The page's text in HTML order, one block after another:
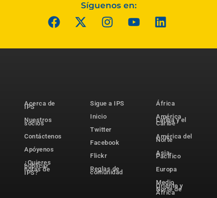
Síguenos en:
Acerca de
IPS
Nuestros
socios
Contáctenos
Apóyenos
¿Quieres
publicar
notas de
IPS?
Sigue a IPS
Inicio
Twitter
Facebook
Flickr
Reglas de
comunidad
África
América
Latina y el
Caribe
América del
Norte
Asia-
Pacífico
Europa
Medio
Oriente y
Norte de
África